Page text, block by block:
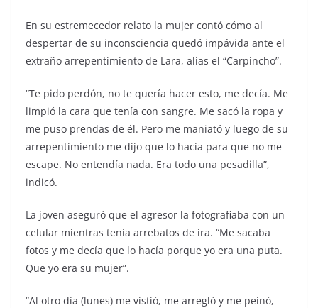
En su estremecedor relato la mujer contó cómo al
despertar de su inconsciencia quedó impávida ante el
extraño arrepentimiento de Lara, alias el “Carpincho”.
“Te pido perdón, no te quería hacer esto, me decía. Me
limpió la cara que tenía con sangre. Me sacó la ropa y
me puso prendas de él. Pero me maniató y luego de su
arrepentimiento me dijo que lo hacía para que no me
escape. No entendía nada. Era todo una pesadilla”,
indicó.
La joven aseguró que el agresor la fotografiaba con un
celular mientras tenía arrebatos de ira. “Me sacaba
fotos y me decía que lo hacía porque yo era una puta.
Que yo era su mujer”.
“Al otro día (lunes) me vistió, me arregló y me peinó,